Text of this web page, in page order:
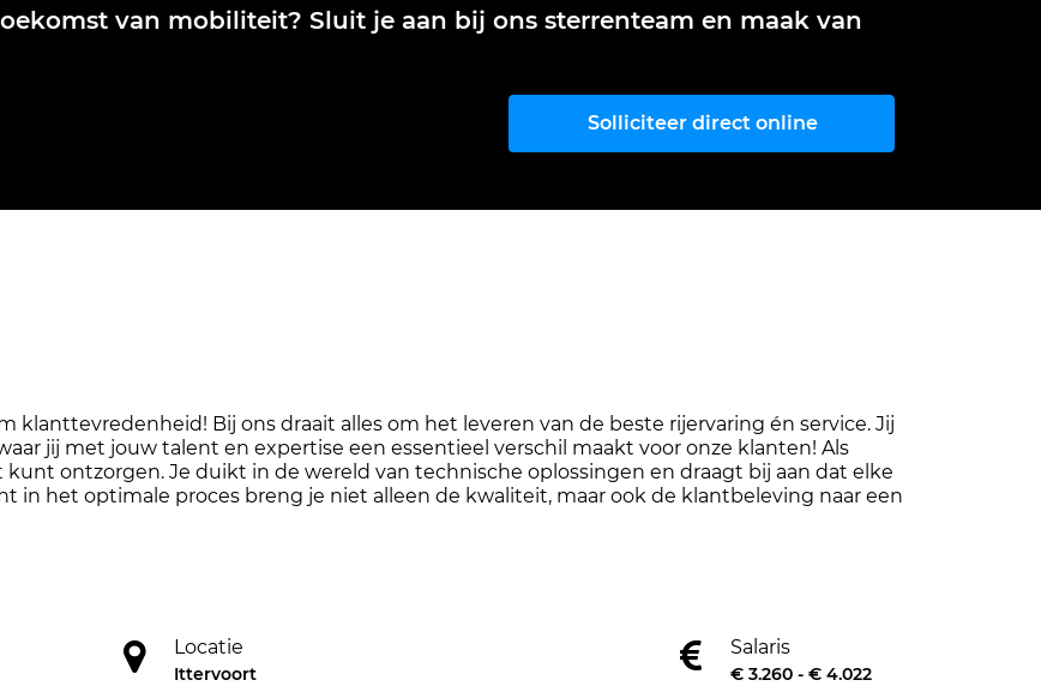
van mobiliteit? Sluit je aan bij ons sterrenteam en maak van
Solliciteer direct online
klanttevredenheid! Bij ons draait alles om het leveren van de beste rijervaring én service. Jij
jij met jouw talent en expertise een essentieel verschil maakt voor onze klanten! Als
ontzorgen. Je duikt in de wereld van technische oplossingen en draagt bij aan dat elke
in het optimale proces breng je niet alleen de kwaliteit, maar ook de klantbeleving naar een
Locatie
Ittervoort
Salaris
€ 3.260 - € 4.022